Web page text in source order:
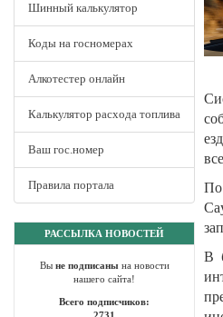
Шинный калькулятор
Коды на госномерах
Алкотестер онлайн
Калькулятор расхода топлива
Ваш гос.номер
Правила портала
РАССЫЛКА НОВОСТЕЙ
Вы не подписанына новости
нашего сайта!
Всего подписчиков:
По
В